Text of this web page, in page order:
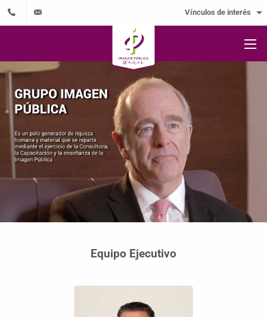
Vínculos de interés
Equipo Ejecutivo